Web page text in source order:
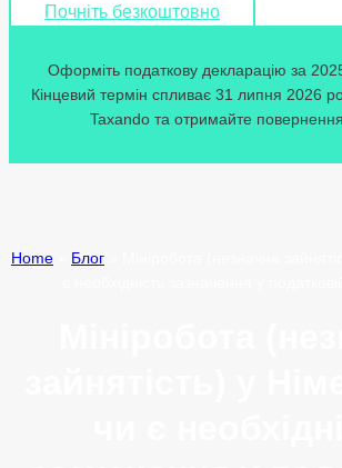
Почніть безкоштовно
Оформіть податкову декларацію за
Кінцевий термін спливає 31 липня 2026
Taxando та отримайте
Home Блог